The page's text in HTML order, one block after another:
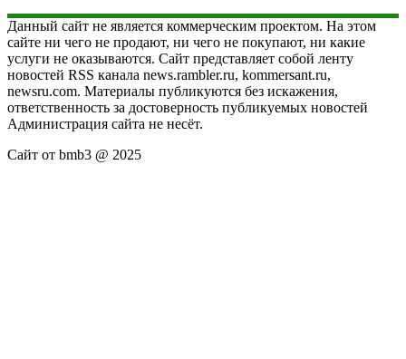
Данный сайт не является коммерческим проектом. На этом
сайте ни чего не продают, ни чего не покупают, ни какие
услуги не оказываются. Сайт представляет собой ленту
новостей RSS канала news.rambler.ru, kommersant.ru,
newsru.com. Материалы публикуются без искажения,
ответственность за достоверность публикуемых новостей
Администрация сайта не несёт.
Сайт от bmb3 @ 2025